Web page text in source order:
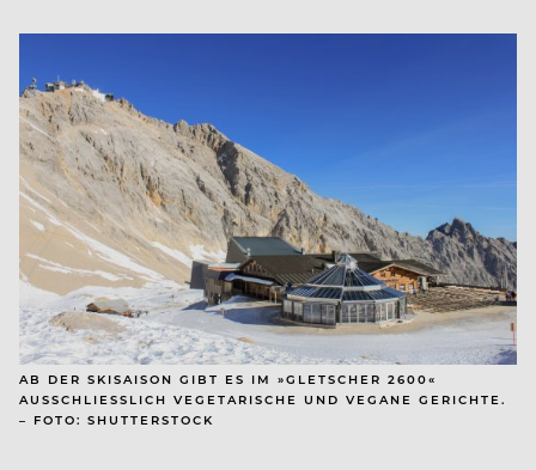
AB DER SKISAISON GIBT ES IM »GLETSCHER 2600«
AUSSCHLIESSLICH VEGETARISCHE UND VEGANE GERICHTE. –
FOTO: SHUTTERSTOCK